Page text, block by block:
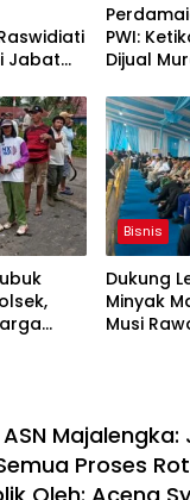
Jabat
PWI:
Dijual
Syamsul
Bisnis
Dukung
Minyak
Musi
Majalengka:
Proses